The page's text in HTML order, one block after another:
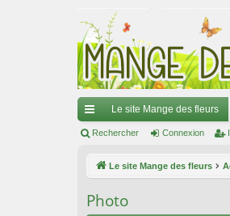
ac
ci
Le site Mange des fleurs
Rechercher Connexion
Le site Mange des fleurs
Photo